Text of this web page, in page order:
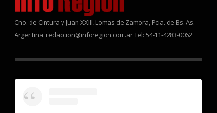
Cno. de Cintura y Juan XXIII, Lomas de Zamora, Pcia. de Bs. As.
Argentina. redaccion@inforegion.com.ar Tel: 54-11-4283-0062